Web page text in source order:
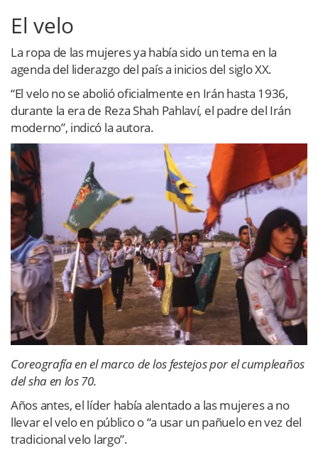
El velo
La ropa de las mujeres ya había sido un tema en la
agenda del liderazgo del país a inicios del siglo XX.
“El velo no se abolió oficialmente en Irán hasta 1936,
durante la era de Reza Shah Pahlaví, el padre del Irán
moderno”, indicó la autora.
Coreografía en el marco de los festejos por el cumpleaños
del sha en los 70.
Años antes, el líder había alentado a las mujeres a no
llevar el velo en público o “a usar un pañuelo en vez del
tradicional velo largo”.